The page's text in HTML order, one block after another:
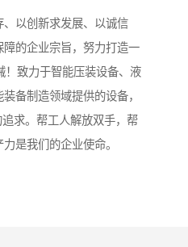
以创新求发展、以诚信
的企业宗旨，努力打造一
！致力于智能压装设备、液
备制造领域提供的设备，
求。帮工人解放双手，帮
是我们的企业使命。